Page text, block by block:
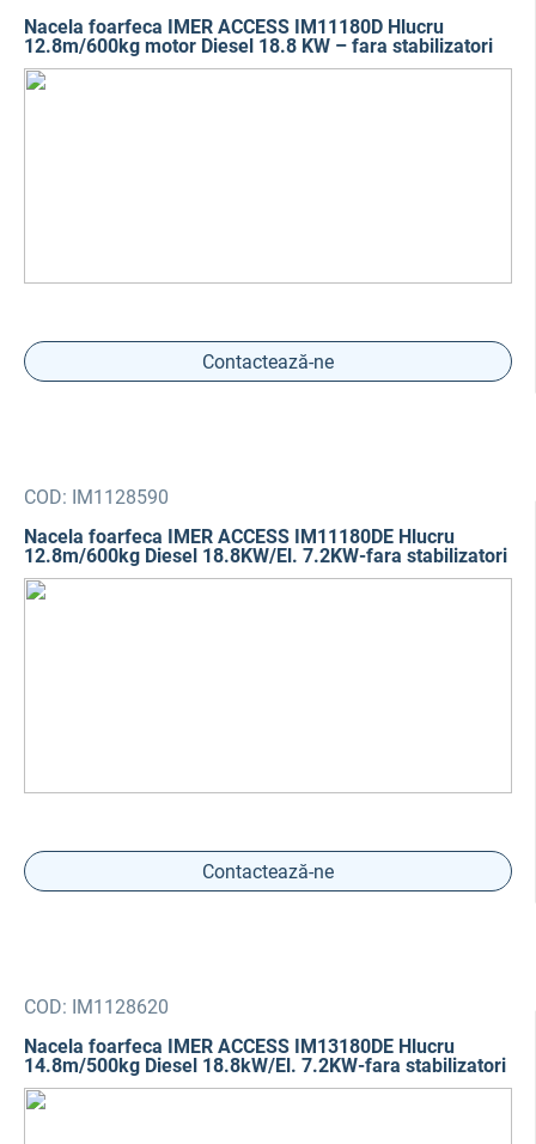
Nacela foarfeca IMER ACCESS IM11180D Hlucru
12.8m/600kg motor Diesel 18.8 KW – fara stabilizatori
Contactează-ne
COD: IM1128590
Nacela foarfeca IMER ACCESS IM11180DE Hlucru
12.8m/600kg Diesel 18.8KW/El. 7.2KW-fara stabilizatori
Contactează-ne
COD: IM1128620
Nacela foarfeca IMER ACCESS IM13180DE Hlucru
14.8m/500kg Diesel 18.8kW/El. 7.2KW-fara stabilizatori